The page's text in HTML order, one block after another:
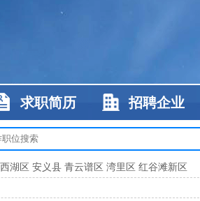
求职简历 招聘企业
西湖区 安义县 青云谱区 湾里区 红谷滩新区